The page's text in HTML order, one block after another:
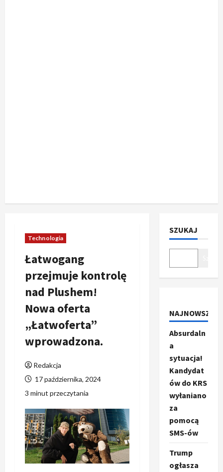
Technologia
Łatwogang
przejmuje kontrolę
nad Plushem!
Nowa oferta
„Łatwoferta”
wprowadzona.
Redakcja
17 października, 2024
3 minut przeczytania
SZUKAJ
NAJNOWSZE
Absurdaln
a
sytuacja!
Kandydat
ów do KRS
wyłaniano
za
pomocą
SMS-ów
Trump
ogłasza